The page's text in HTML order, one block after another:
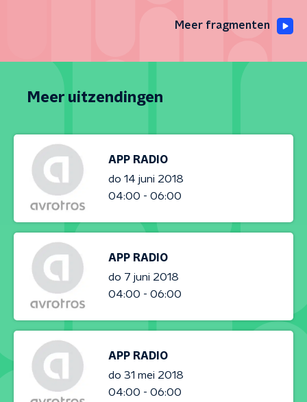
Meer fragmenten
Meer uitzendingen
APP RADIO
do 14 juni 2018
04:00 - 06:00
APP RADIO
do 7 juni 2018
04:00 - 06:00
APP RADIO
do 31 mei 2018
04:00 - 06:00